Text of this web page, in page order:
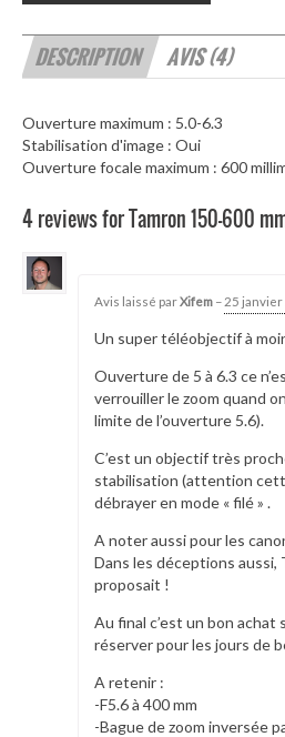
DESCRIPTION AVIS (4)
Ouverture maximum : 5.0-6.3
Stabilisation d'image : Oui
Ouverture focale maximum : 600
4 reviews for Tamron 150-600
18983
Avis laissé parXifem – 25
Un super téléobjectif à
Ouverture de 5 à 6.3 ce
verrouiller le zoom quand
limite de l’ouverture 5.6).
C’est un objectif très
stabilisation (attention
débrayer en mode « filé » .
A noter aussi pour les
Dans les déceptions aussi,
proposait !
Au final c’est un bon
réserver pour les jours de
A retenir :
-F5.6 à 400 mm
-Bague de zoom inversée